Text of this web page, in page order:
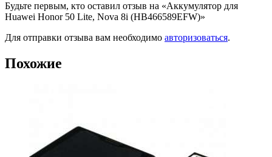
Будьте первым, кто оставил отзыв на «Аккумулятор для
Huawei Honor 50 Lite, Nova 8i (HB466589EFW)»
Для отправки отзыва вам необходимо авторизоваться.
Похожие